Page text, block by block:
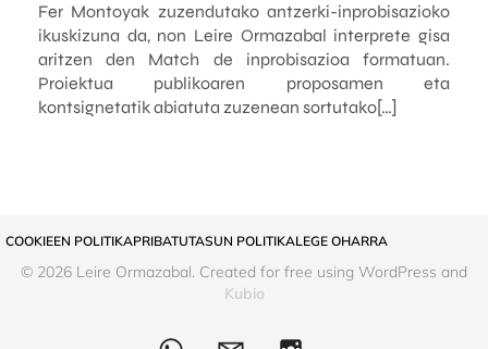
Fer Montoyak zuzendutako antzerki-inprobisazioko
ikuskizuna da, non Leire Ormazabal interprete gisa
aritzen den Match de inprobisazioa formatuan.
Proiektua publikoaren proposamen eta
kontsignetatik abiatuta zuzenean sortutako[…]
COOKIEEN POLITIKAPRIBATUTASUN POLITIKALEGE OHARRA
© 2026 Leire Ormazabal. Created for free using WordPress and
Kubio